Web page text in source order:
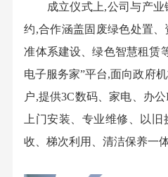
成立仪式上,公司与产业
约,合作涵盖固废绿色处置
准体系建设、绿色智慧租赁
电子服务家”平台,面向政府
户,提供3C数码、家电、办
上门安装、专业维修、以
收、梯次利用、清洁保养一